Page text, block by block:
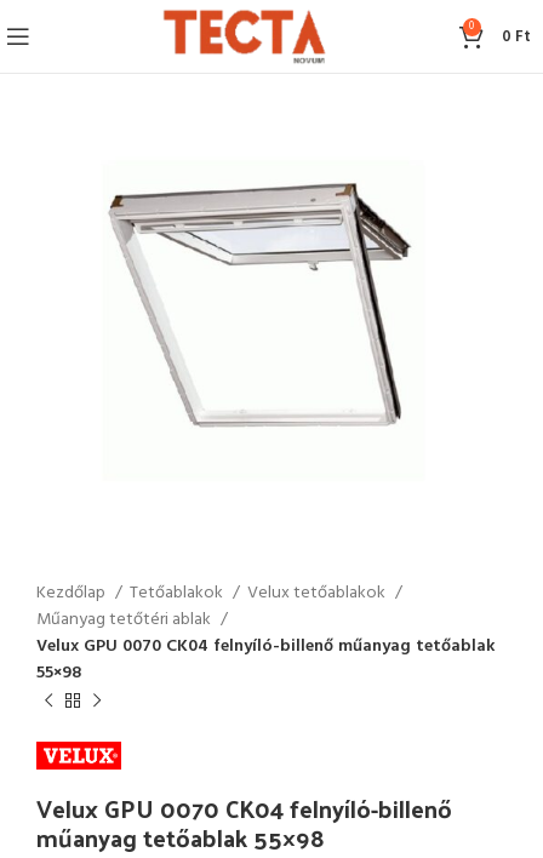
0 0 Ft
Kezdőlap Tetőablakok
Velux tetőablakok
Műanyag tetőtéri ablak
Velux GPU 0070 CK04 felnyíló-billenő műanyag tetőablak
55×98
Velux GPU 0070 CK04 felnyíló-billenő
műanyag tetőablak 55×98